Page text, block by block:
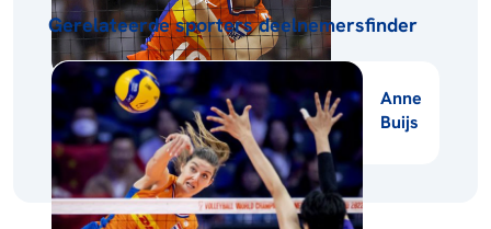
Gerelateerde sporters deelnemersfinder
Anne
Buijs